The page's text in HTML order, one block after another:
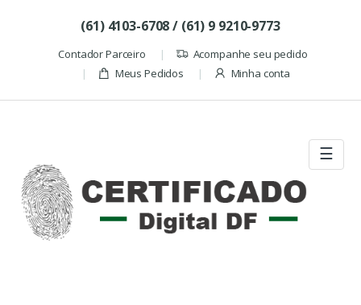
(61) 4103-6708 / (61) 9 9210-9773
Contador Parceiro
Acompanhe seu pedido
Meus Pedidos
Minha conta
☰